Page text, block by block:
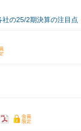
社の25/2期決算の注目点